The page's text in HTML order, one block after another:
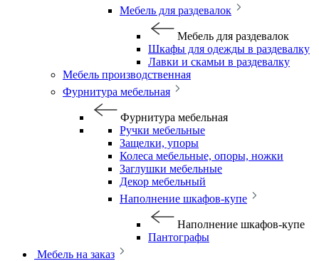
Мебель для раздевалок
Мебель для раздевалок
Шкафы для одежды в раздевалку
Лавки и скамьи в раздевалку
Мебель производственная
Фурнитура мебельная
Фурнитура мебельная
Ручки мебельные
Защелки, упоры
Колеса мебельные, опоры, ножки
Заглушки мебельные
Декор мебельный
Наполнение шкафов-купе
Наполнение шкафов-купе
Пантографы
Мебель на заказ